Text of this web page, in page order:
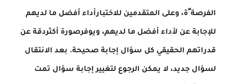
الفرصة ّة، وعلى المتقدمين للاختبارأداء أفضل ما لديهم
للإجابة عن لأداء أفضل ما لديهم، ويوفرصورة أكثردقة عن
قدراتهم الحقيقي كل سؤال إجابة صحيحة. بعد الانتقال
لسؤال جديد، لا يمكن الرجوع لتغيير إجابة سؤال تمت